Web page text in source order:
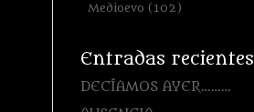
Medioevo (102)
Entradas recientes
DECÍAMOS AYER………